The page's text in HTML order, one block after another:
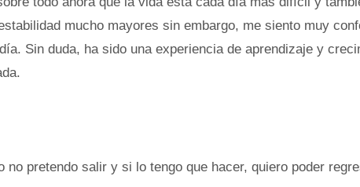
mucho mayores sin embargo, me siento muy
Sin duda, ha sido una experiencia de aprendizaje y
pretendo salir y si lo tengo que hacer, quiero poder